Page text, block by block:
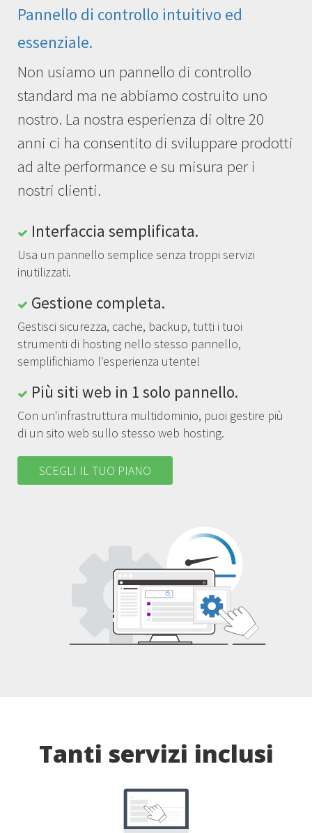
Pannello di controllo intuitivo ed
essenziale.
Non usiamo un pannello di controllo
standard ma ne abbiamo costruito uno
nostro. La nostra esperienza di oltre 20
anni ci ha consentito di sviluppare prodotti
ad alte performance e su misura per i
nostri clienti.
Interfaccia semplificata.
Usa un pannello semplice senza troppi servizi
inutilizzati.
Gestione completa.
Gestisci sicurezza, cache, backup, tutti i tuoi
strumenti di hosting nello stesso pannello,
semplifichiamo l'esperienza utente!
Più siti web in 1 solo pannello.
Con un'infrastruttura multidominio, puoi gestire più
di un sito web sullo stesso web hosting.
SCEGLI IL TUO PIANO
Tanti servizi inclusi